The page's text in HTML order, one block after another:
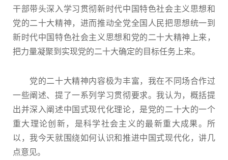
干部带头深入学习贯彻新时代中国特色社会主义思想和
党的二十大精神，进而推动全党全国人民把思想统一到
新时代中国特色社会主义思想和党的二十大精神上来，
把力量凝聚到实现党的二十大确定的目标任务上来。
党的二十大精神内容极为丰富，我在不同场合作过
一些阐述、提了一系列学习贯彻要求。我认为，概括提
出并深入阐述中国式现代化理论，是党的二十大的一个
重大理论创新，是科学社会主义的最新重大成果。所
以，我今天就围绕如何认识和推进中国式现代化，讲几
点意见。